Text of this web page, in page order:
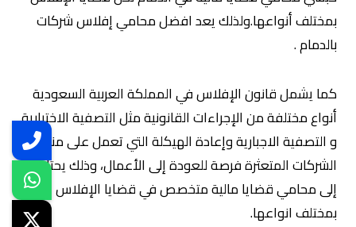
بمختلف أنواعها.ولذلك يعد افضل محامي إفلاس شركات
بالدمام .
كما يشمل قانون الإفلاس في المملكة العربية السعودية
أنواع مختلفة من الإجراءات القانونية مثل التصفية الاختيارية
و التصفية الاجبارية وإعادة الهيكلة التي تعمل على منح
الشركات المتعثرة فرصة للعودة إلى الأعمال، وذلك يحتاج
إلى محامي قضايا مالية متخصص في قضايا الإفلاس
بمختلف انواعها.